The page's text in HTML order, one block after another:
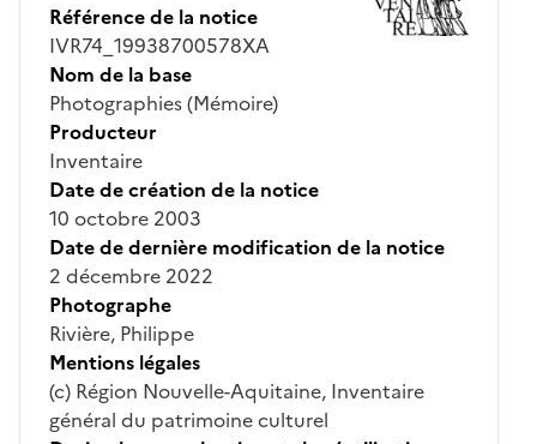
Référence de la notice
IVR74_19938700578XA
Nom de la base
Photographies (Mémoire)
Producteur
Inventaire
Date de création de la notice
10 octobre 2003
Date de dernière modification de la notice
2 décembre 2022
Photographe
Rivière, Philippe
Mentions légales
(c) Région Nouvelle-Aquitaine, Inventaire
général du patrimoine culturel